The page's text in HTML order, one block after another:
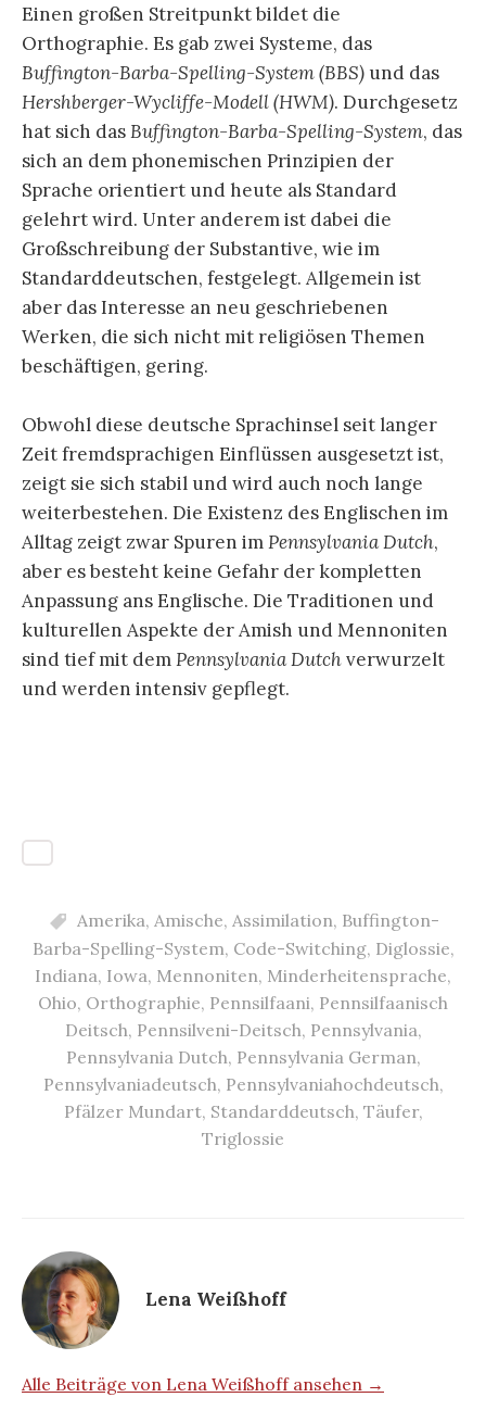
Einen großen Streitpunkt bildet die
Orthographie. Es gab zwei Systeme, das
Buffington-Barba-Spelling-System (BBS) und das
Hershberger-Wycliffe-Modell (HWM). Durchgesetz
hat sich dasBuffington-Barba-Spelling-System, das
sich an dem phonemischen Prinzipien der
Sprache orientiert und heute als Standard
gelehrt wird. Unter anderem ist dabei die
Großschreibung der Substantive, wie im
Standarddeutschen, festgelegt. Allgemein ist
aber das Interesse an neu geschriebenen
Werken, die sich nicht mit religiösen Themen
beschäftigen, gering.
Obwohl diese deutsche Sprachinsel seit langer
Zeit fremdsprachigen Einflüssen ausgesetzt ist,
zeigt sie sich stabil und wird auch noch lange
weiterbestehen. Die Existenz des Englischen im
Alltag zeigt zwar Spuren imPennsylvania Dutch,
aber es besteht keine Gefahr der kompletten
Anpassung ans Englische. Die Traditionen und
kulturellen Aspekte der Amish und Mennoniten
sind tief mit demPennsylvania Dutchverwurzelt
und werden intensiv gepflegt.
Amerika, Amische, Assimilation, Buffington-
Barba-Spelling-System, Code-Switching, Diglossie,
Indiana, Iowa, Mennoniten, Minderheitensprache,
Ohio, Orthographie, Pennsilfaani, Pennsilfaanisch
Deitsch, Pennsilveni-Deitsch, Pennsylvania,
Pennsylvania Dutch, Pennsylvania German,
Pennsylvaniadeutsch, Pennsylvaniahochdeutsch,
Pfälzer Mundart, Standarddeutsch, Täufer,
Triglossie
Lena Weißhoff
Alle Beiträge von Lena Weißhoff ansehen →